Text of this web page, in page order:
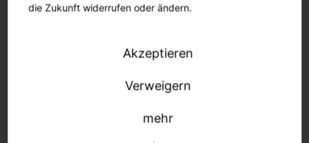
Straßentunnel und Unterführungen
Zu- und Abfahrtsbereiche
die Zukunft widerrufen oder ändern.
Akzeptieren
Verweigern
mehr